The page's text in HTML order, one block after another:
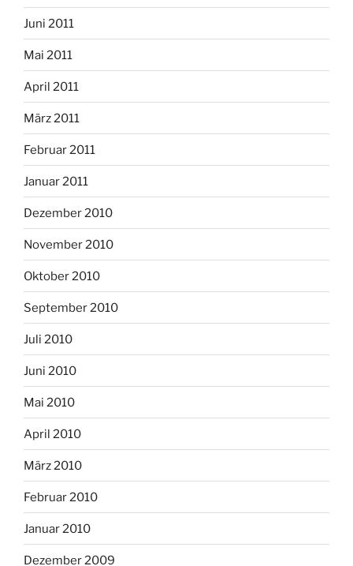
Juni 2011
Mai 2011
April 2011
März 2011
Februar 2011
Januar 2011
Dezember 2010
November 2010
Oktober 2010
September 2010
Juli 2010
Juni 2010
Mai 2010
April 2010
März 2010
Februar 2010
Januar 2010
Dezember 2009